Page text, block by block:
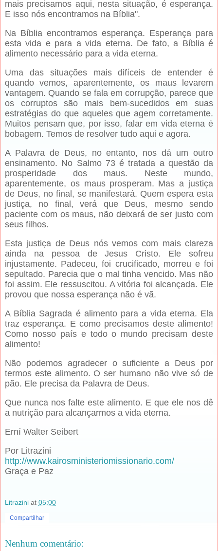
mais precisamos aqui, nesta situação, é esperança.
E isso nós encontramos na Bíblia".
Na Bíblia encontramos esperança. Esperança para
esta vida e para a vida eterna. De fato, a Bíblia é
alimento necessário para a vida eterna.
Uma das situações mais difíceis de entender é
quando vemos, aparentemente, os maus levarem
vantagem. Quando se fala em corrupção, parece que
os corruptos são mais bem-sucedidos em suas
estratégias do que aqueles que agem corretamente.
Muitos pensam que, por isso, falar em vida eterna é
bobagem. Temos de resolver tudo aqui e agora.
A Palavra de Deus, no entanto, nos dá um outro
ensinamento. No Salmo 73 é tratada a questão da
prosperidade dos maus. Neste mundo,
aparentemente, os maus prosperam. Mas a justiça
de Deus, no final, se manifestará. Quem espera esta
justiça, no final, verá que Deus, mesmo sendo
paciente com os maus, não deixará de ser justo com
seus filhos.
Esta justiça de Deus nós vemos com mais clareza
ainda na pessoa de Jesus Cristo. Ele sofreu
injustamente. Padeceu, foi crucificado, morreu e foi
sepultado. Parecia que o mal tinha vencido. Mas não
foi assim. Ele ressuscitou. A vitória foi alcançada. Ele
provou que nossa esperança não é vã.
A Bíblia Sagrada é alimento para a vida eterna. Ela
traz esperança. E como precisamos deste alimento!
Como nosso país e todo o mundo precisam deste
alimento!
Não podemos agradecer o suficiente a Deus por
termos este alimento. O ser humano não vive só de
pão. Ele precisa da Palavra de Deus.
Que nunca nos falte este alimento. E que ele nos dê
a nutrição para alcançarmos a vida eterna.
Erní Walter Seibert
Por Litrazini
http://www.kairosministeriomissionario.com/
Graça e Paz
Litrazini at 05:00
Compartilhar
Nenhum comentário: